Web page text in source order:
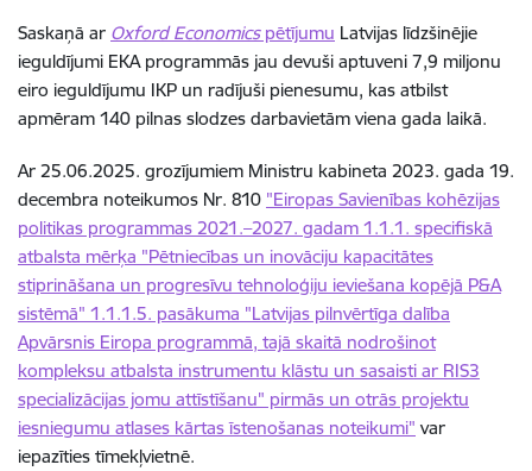
Saskaņā ar Oxford Economicspētījumu Latvijas līdzšinējie
ieguldījumi EKA programmās jau devuši aptuveni 7,9 miljonu
eiro ieguldījumu IKP un radījuši pienesumu, kas atbilst
apmēram 140 pilnas slodzes darbavietām viena gada laikā.
Ar 25.06.2025. grozījumiem Ministru kabineta 2023. gada 19.
decembra noteikumos Nr. 810 "Eiropas Savienības kohēzijas
politikas programmas 2021.–2027. gadam 1.1.1. specifiskā
atbalsta mērķa "Pētniecības un inovāciju kapacitātes
stiprināšana un progresīvu tehnoloģiju ieviešana kopējā P&A
sistēmā" 1.1.1.5. pasākuma "Latvijas pilnvērtīga dalība
Apvārsnis Eiropa programmā, tajā skaitā nodrošinot
kompleksu atbalsta instrumentu klāstu un sasaisti ar RIS3
specializācijas jomu attīstīšanu" pirmās un otrās projektu
iesniegumu atlases kārtas īstenošanas noteikumi" var
iepazīties tīmekļvietnē.